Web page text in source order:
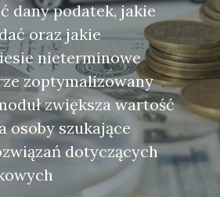
dany podatek, jakie
oraz jakie
nieterminowe
zoptymalizowany
zwiększa wartość
osoby szukające
dotyczących